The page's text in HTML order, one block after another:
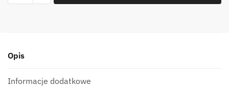
II
Porcelain
Opis
Informacje dodatkowe